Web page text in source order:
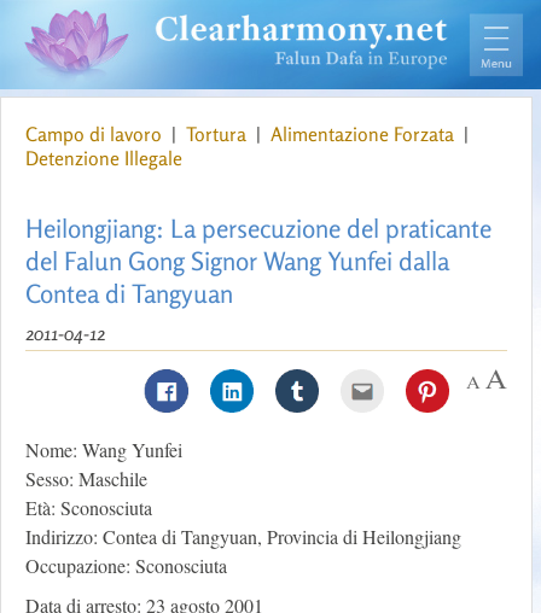
Campo di lavoro | Tortura | Alimentazione Forzata |
Detenzione Illegale
Heilongjiang: La persecuzione del praticante
del Falun Gong Signor Wang Yunfei dalla
Contea di Tangyuan
2011-04-12
Nome: Wang Yunfei
Sesso: Maschile
Età: Sconosciuta
Indirizzo: Contea di Tangyuan, Provincia di Heilongjiang
Occupazione: Sconosciuta
Data di arresto: 23 agosto 2001